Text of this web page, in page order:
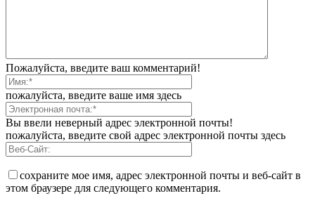
Пожалуйста, введите ваш комментарий!
пожалуйста, введите ваше имя здесь
Вы ввели неверный адрес электронной почты!
пожалуйста, введите свой адрес электронной почты здесь
сохраните мое имя, адрес электронной почты и веб-сайт в
этом браузере для следующего комментария.